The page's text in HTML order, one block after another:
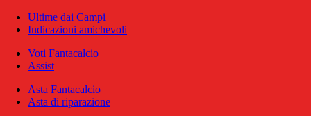
Ultime dai Campi
Indicazioni amichevoli
Voti Fantacalcio
Assist
Asta Fantacalcio
Asta di riparazione